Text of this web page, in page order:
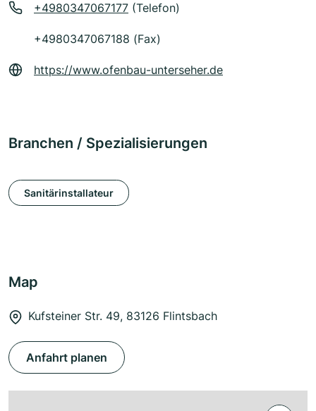
+4980347067177 (Telefon)
+4980347067188 (Fax)
https://www.ofenbau-unterseher.de
Branchen / Spezialisierungen
Sanitärinstallateur
Map
Kufsteiner Str. 49, 83126 Flintsbach
Anfahrt planen